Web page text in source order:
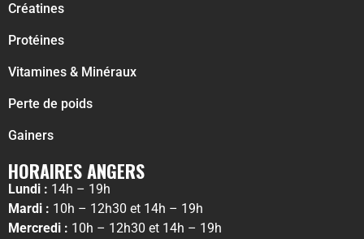
Créatines
Protéines
Vitamines & Minéraux
Perte de poids
Gainers
HORAIRES ANGERS
Lundi : 14h – 19h
Mardi : 10h – 12h30 et 14h – 19h
Mercredi : 10h – 12h30 et 14h – 19h